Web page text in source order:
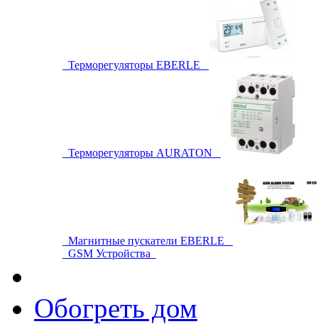
Терморегуляторы EBERLE
Терморегуляторы AURATON
Магнитные пускатели EBERLE
GSM Устройства
Обогреть дом